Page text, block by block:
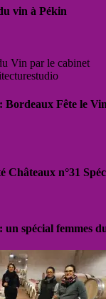
vin à Pékin
Vin par le cabinet
Bordeaux Fête le
Châteaux n°31
un spécial femmes